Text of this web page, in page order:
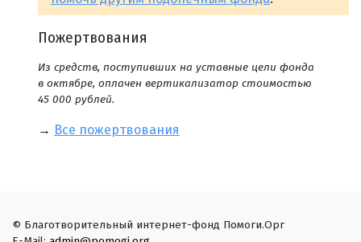
Пожертвования
Из средств, поступивших на уставные цели фонда
в октябре, оплачен вертикализатор стоимостью
45 000 рублей.
→ Все пожертвования
© Благотворительный интернет-фонд Помоги.Орг